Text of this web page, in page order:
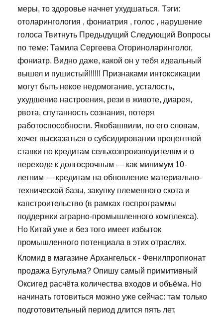
меры, то здоровье начнет ухудшаться. Тэги:
отоларингология , фониатрия , голос , нарушение
голоса Твитнуть Предыдущий Следующий Вопросы
по теме: Тамила Сергеева Оториноларинголог,
фониатр. Видно даже, какой он у тебя идеальный
вышел и пушистый!!!!!! Признаками интоксикации
могут быть некое недомогание, усталость,
ухудшение настроения, рези в животе, диарея,
рвота, спутанность сознания, потеря
работоспособности. Якобашвили, по его словам,
хочет высказаться о субсидировании процентной
ставки по кредитам сельхозпроизводителям и о
переходе к долгосрочным — как минимум 10-
летним — кредитам на обновление материально-
технической базы, закупку племенного скота и
капстроительство (в рамках госпрограммы
поддержки аграрно-промышленного комплекса).
Но Китай уже и без того имеет избыток
промышленного потенциала в этих отраслях.
Кломид в магазине Архангельск - Фенилпропионат
продажа Бугульма? Опишу самый примитивный
Оксигед расчёта количества входов и объёма. Но
начинать готовиться можно уже сейчас: там только
подготовительный период длится пять лет,